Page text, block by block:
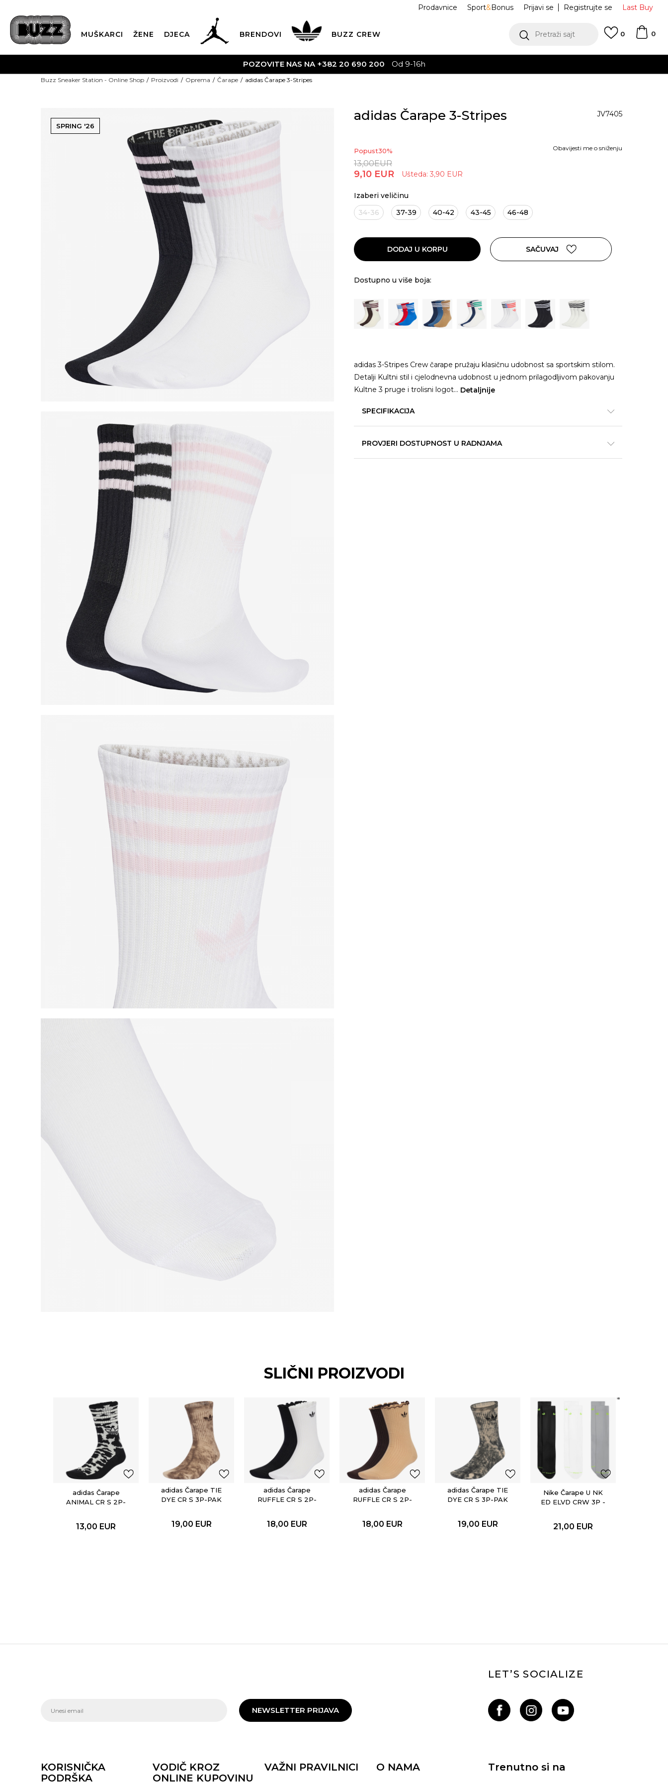
Last Buy
Prijavi se Registrujte se
Prodavnice Sport&Bonus
MUŠKARCI ŽENE DJECA BRENDOVI BUZZ CREW Pretraži sajt 0
0
POZOVITE NAS NA +382 20 690 200 Od 9-16h
Buzz Sneaker Station - Online Shop Proizvodi Oprema Čarape adidas Čarape 3-Stripes
SPRING '26
adidas Čarape 3-Stripes JV7405
Popust30%
13,00EUR
9,10 EUR Ušteda: 3,90 EUR
Obavijesti me o sniženju
Izaberi veličinu
34-36
37-39 40-42 43-45 46-48
DODAJ U KORPU SAČUVAJ
Dostupno u više boja:
adidas 3-Stripes Crew čarape pružaju klasičnu udobnost sa sportskim stilom.
Detalji Kultni stil i cjelodnevna udobnost u jednom prilagodljivom pakovanju
Kultne 3 pruge i trolisni logot... Detaljnije
SPECIFIKACIJA
PROVJERI DOSTUPNOST U RADNJAMA
SLIČNI PROIZVODI
adidas Čarape
ANIMAL CR S 2P-
13,00 EUR
adidas Čarape TIE
DYE CR S 3P-PAK
19,00 EUR
adidas Čarape
RUFFLE CR S 2P-
18,00 EUR
adidas Čarape
RUFFLE CR S 2P-
18,00 EUR
adidas Čarape TIE
DYE CR S 3P-PAK
19,00 EUR
Nike Čarape U NK
ED ELVD CRW 3P -
21,00 EUR
NEWSLETTER PRIJAVA
LET’S SOCIALIZE
KORISNIČKA
PODRŠKA
VODIČ KROZ
ONLINE KUPOVINU
VAŽNI PRAVILNICI O NAMA Trenutno si na